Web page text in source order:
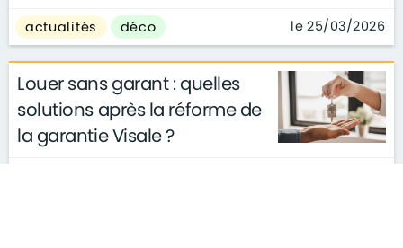
actualités déco le 25/03/2026
Louer sans garant : quelles
solutions après la réforme de
la garantie Visale ?